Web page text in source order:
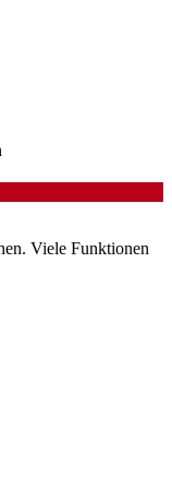
Viele Funktionen